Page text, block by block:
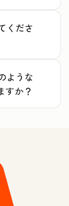
くださ
ような
すか？